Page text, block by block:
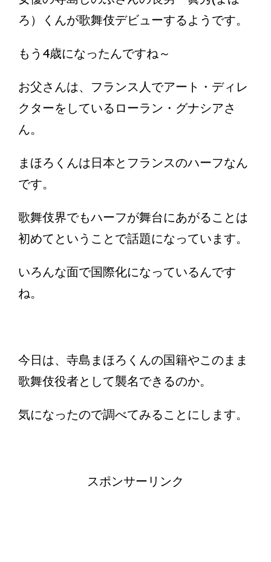
ろ）くんが歌舞伎デビューするようです。
もう4歳になったんですね～
お父さんは、フランス人でアート・ディレ
クターをしているローラン・グナシアさ
ん。
まほろくんは日本とフランスのハーフなん
です。
歌舞伎界でもハーフが舞台にあがることは
初めてということで話題になっています。
いろんな面で国際化になっているんです
ね。
今日は、寺島まほろくんの国籍やこのまま
歌舞伎役者として襲名できるのか。
気になったので調べてみることにします。
スポンサーリンク